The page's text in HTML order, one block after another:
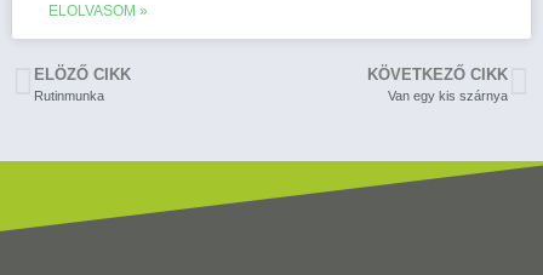
ELOLVASOM »
ELÖZŐ CIKK
Rutinmunka
KÖVETKEZŐ CIKK
Van egy kis szárnya